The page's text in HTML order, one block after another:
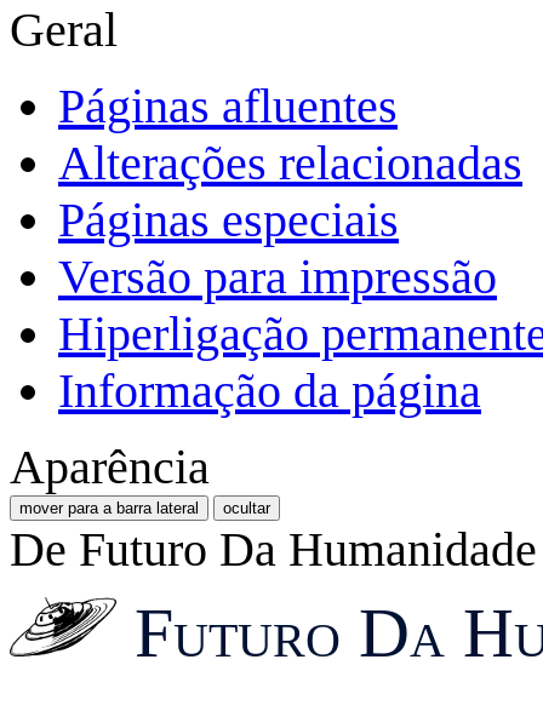
Geral
Páginas afluentes
Alterações relacionadas
Páginas especiais
Versão para impressão
Hiperligação
Informação da página
Aparência
mover para a barra lateral ocultar
De Futuro Da Humanidade
Futuro Da